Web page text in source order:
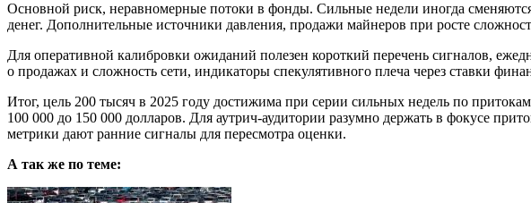
Основной риск, неравномерные потоки в фонды. Сильные недели иногда
денег. Дополнительные источники давления, продажи майнеров при росте
Для оперативной калибровки ожиданий полезен короткий перечень сигналов,
о продажах и сложность сети, индикаторы спекулятивного плеча через ставки
Итог, цель 200 тысяч в 2025 году достижима при серии сильных недель по
100 000 до 150 000 долларов. Для аутрич-аудитории разумно держать в фокусе
метрики дают ранние сигналы для пересмотра оценки.
А так же по теме: